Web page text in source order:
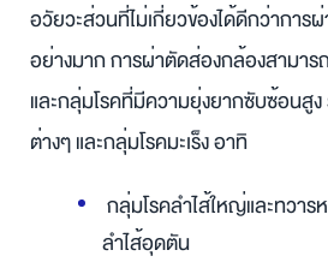
อวัยวะส่วนที่ไม่เกี่ยวข้องได้ดีกว่าการ
อย่างมาก การผ่าตัดส่องกล้องสามาร
และกลุ่มโรคที่มีความยุ่งยากซับซ้อนสูง
ต่างๆ และกลุ่มโรคมะเร็ง อาทิ
กลุ่มโรคลำไส้ใหญ่และทวาร
ลำไส้อุดตัน